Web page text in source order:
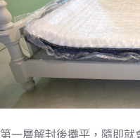
第一層解封後攤平，隨即就